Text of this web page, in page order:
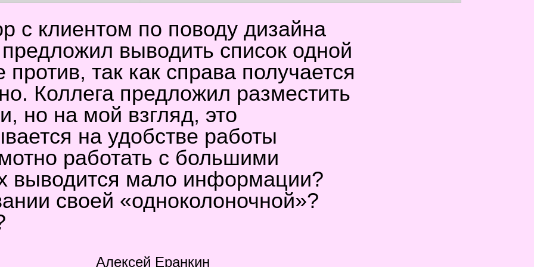
с клиентом по поводу дизайна
выводить список одной
так как справа получается
Коллега предложил разместить
но на мой взгляд, это
на удобстве работы
работать с большими
выводится мало информации?
своей «одноколоночной»?
Алексей Еранкин